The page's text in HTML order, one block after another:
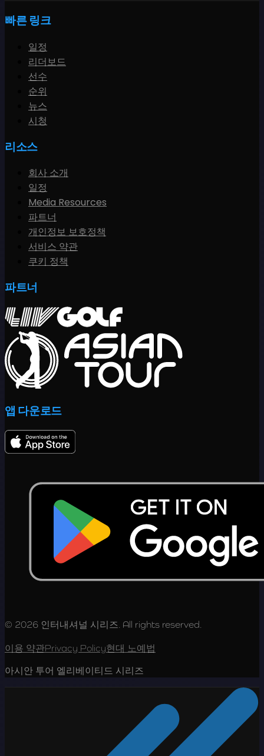
빠른 링크
일정
리더보드
선수
순위
뉴스
시청
리소스
회사 소개
일정
Media Resources
파트너
개인정보 보호정책
서비스 약관
쿠키 정책
파트너
앱 다운로드
© 2026 인터내셔널 시리즈. All rights reserved.
이용 약관Privacy Policy현대 노예법
아시안 투어 엘리베이티드 시리즈